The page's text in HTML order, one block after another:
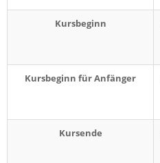
Kursbeginn
Kursbeginn für Anfänger
Kursende